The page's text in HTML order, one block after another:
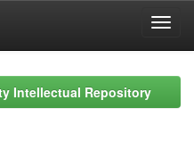
Intellectual Repository